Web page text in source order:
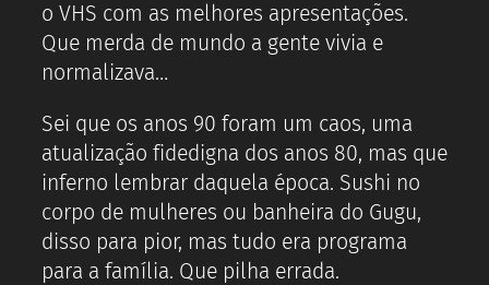
o VHS com as melhores apresentações.
Que merda de mundo a gente vivia e
normalizava…
Sei que os anos 90 foram um caos, uma
atualização fidedigna dos anos 80, mas que
inferno lembrar daquela época. Sushi no
corpo de mulheres ou banheira do Gugu,
disso para pior, mas tudo era programa
para a família. Que pilha errada.